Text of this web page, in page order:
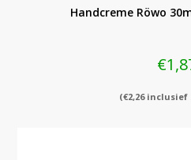
Handcreme Röwo
€
(€2,26inclusief